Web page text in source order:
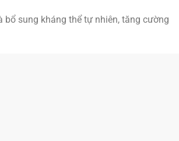
sung kháng thể tự nhiên, tăng cường